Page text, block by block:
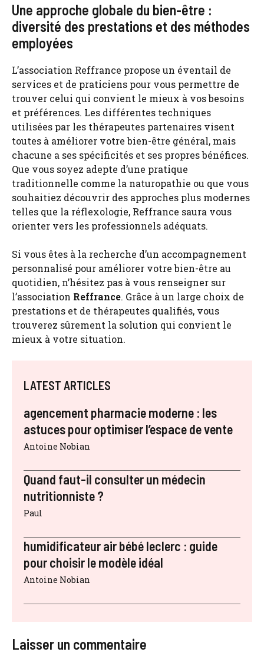
Une approche globale du bien-être :
diversité des prestations et des méthodes
employées
L’association Reffrance propose un éventail de
services et de praticiens pour vous permettre de
trouver celui qui convient le mieux à vos besoins
et préférences. Les différentes techniques
utilisées par les thérapeutes partenaires visent
toutes à améliorer votre bien-être général, mais
chacune a ses spécificités et ses propres bénéfices.
Que vous soyez adepte d’une pratique
traditionnelle comme la naturopathie ou que vous
souhaitiez découvrir des approches plus modernes
telles que la réflexologie, Reffrance saura vous
orienter vers les professionnels adéquats.
Si vous êtes à la recherche d’un accompagnement
personnalisé pour améliorer votre bien-être au
quotidien, n’hésitez pas à vous renseigner sur
l’association Reffrance. Grâce à un large choix de
prestations et de thérapeutes qualifiés, vous
trouverez sûrement la solution qui convient le
mieux à votre situation.
LATEST ARTICLES
agencement pharmacie moderne : les
astuces pour optimiser l’espace de vente
Antoine Nobian
Quand faut-il consulter un médecin
nutritionniste ?
Paul
humidificateur air bébé leclerc : guide
pour choisir le modèle idéal
Antoine Nobian
Laisser un commentaire